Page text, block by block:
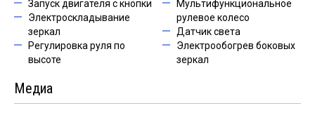
Запуск двигателя с кнопки
Электроскладывание
зеркал
Регулировка руля по
высоте
Мультифункциональное
рулевое колесо
Датчик света
Электрообогрев боковых
зеркал
Медиа